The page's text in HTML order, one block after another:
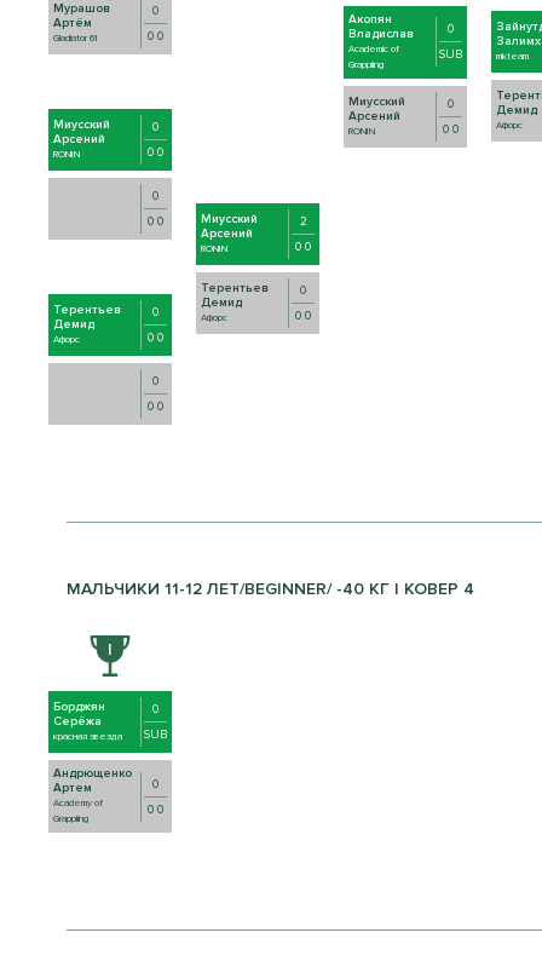
Мурашов
Артём
Gladiator 61
0
0 0
Миусский
Арсений
RONIN
0
0 0
0
0 0
Терентьев
Демид
Афорс
0
0 0
0
0 0
Миусский
Арсений
RONIN
2
0 0
Терентьев
Демид
Афорс
0
0 0
Акопян
Владислав
Academic of
Grappling
0
SUB
Миусский
Арсений
RONIN
0
0 0
mkteam
Демид
Афорс
МАЛЬЧИКИ 11-12 ЛЕТ/BEGINNER/ -40 КГ | КОВЕР 4
Борджян
Серёжа
красная звезда
0
SUB
Андрющенко
Артем
Academy of
Grappling
0
0 0